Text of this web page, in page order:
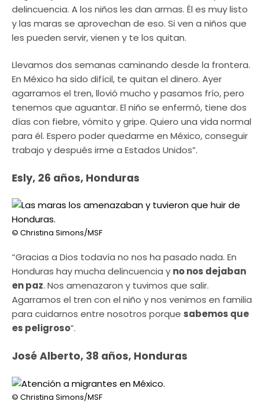
delincuencia. A los niños les dan armas. Él es muy listo
y las maras se aprovechan de eso. Si ven a niños que
les pueden servir, vienen y te los quitan.
Llevamos dos semanas caminando desde la frontera.
En México ha sido difícil, te quitan el dinero. Ayer
agarramos el tren, llovió mucho y pasamos frío, pero
tenemos que aguantar. El niño se enfermó, tiene dos
días con fiebre, vómito y gripe. Quiero una vida normal
para él. Espero poder quedarme en México, conseguir
trabajo y después irme a Estados Unidos”.
Esly, 26 años, Honduras
© Christina Simons/MSF
“Gracias a Dios todavía no nos ha pasado nada. En
Honduras hay mucha delincuencia y no nos dejaban
en paz. Nos amenazaron y tuvimos que salir.
Agarramos el tren con el niño y nos venimos en familia
para cuidarnos entre nosotros porque sabemos que
es peligroso”.
José Alberto, 38 años, Honduras
© Christina Simons/MSF